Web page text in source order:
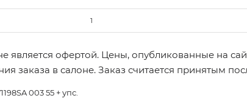
является офертой. Цены, опубликованные на
заказа в салоне. Заказ считается принятым
003 55 + упс.